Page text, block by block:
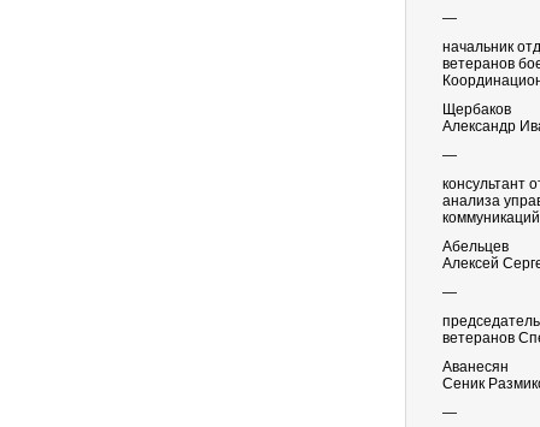
—
начальник
ветеранов
Щербаков
Александр
—
консультант
анализа
Абельцев
Алексей
—
ветеранов
Аванесян
Сеник
—